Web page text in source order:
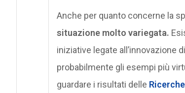
Anche per quanto concerne la
situazione molto variegata.
iniziative legate all’innovazione
probabilmente gli esempi più
guardare i risultati delle